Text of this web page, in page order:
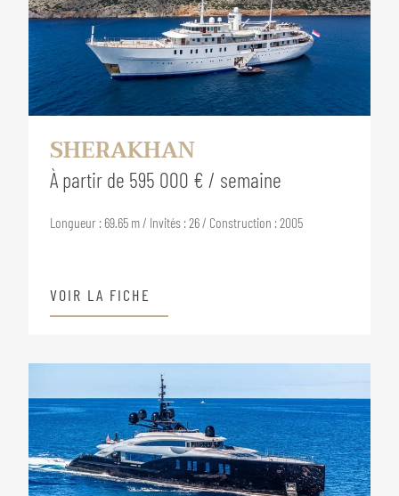
SHERAKHAN
À partir de 595 000 € / semaine
Longueur : 69.65 m / Invités : 26 / Construction : 2005
VOIR LA FICHE